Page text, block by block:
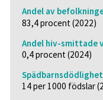
Andel av
83,4 procent (2022)
Andel hiv-smittade
0,4 procent (2024)
Spädbarnsdödlighet
14 per 1000 födslar